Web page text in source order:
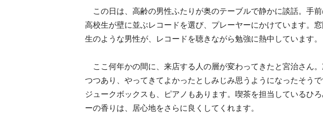
この日は、高齢の男性ふたりが奥のテーブルで静かに談話。手
高校生が壁に並ぶレコードを選び、プレーヤーにかけています。
生のような男性が、レコードを聴きながら勉強に熱中しています。
ここ何年かの間に、来店する人の層が変わってきたと宮治さん
つつあり、やってきてよかったとしみじみ思うようになったそう
ジュークボックスも、ピアノもあります。喫茶を担当しているひ
ーの香りは、居心地をさらに良くしてくれます。